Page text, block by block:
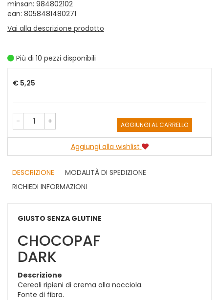
minsan: 984802102
ean: 8058481480271
Vai alla descrizione prodotto
Più di 10 pezzi disponibili
€ 5,25
- + AGGIUNGI AL CARRELLO
Aggiungi alla wishlist
DESCRIZIONE
MODALITÀ DI SPEDIZIONE
RICHIEDI INFORMAZIONI
GIUSTO SENZA GLUTINE
CHOCOPAF
DARK
Descrizione
Cereali ripieni di crema alla nocciola.
Fonte di fibra.